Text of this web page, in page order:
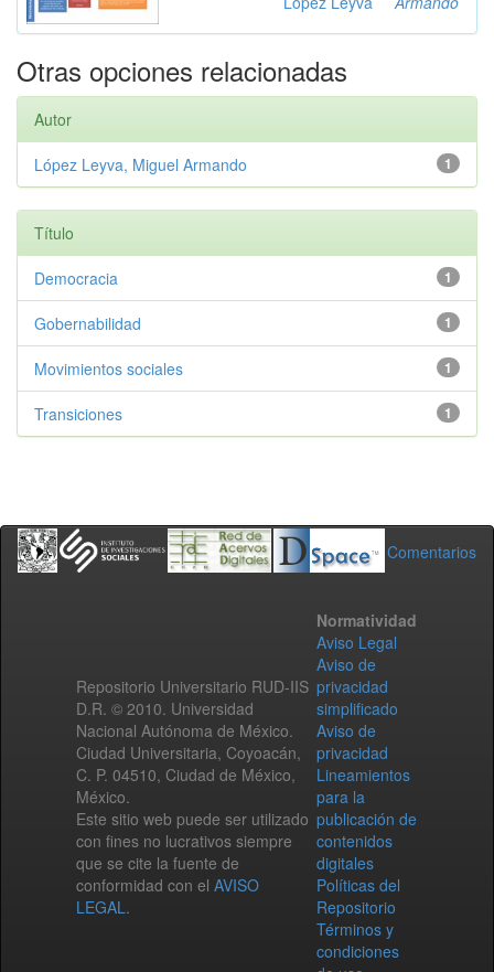
Otras opciones relacionadas
Autor
1
López Leyva, Miguel Armando
Título
1
Democracia
1
Gobernabilidad
1
Movimientos sociales
1
Transiciones
Comentarios
Repositorio Universitario RUD-IIS
D.R. © 2010. Universidad
Nacional Autónoma de México.
Ciudad Universitaria, Coyoacán,
C. P. 04510, Ciudad de México,
México.
Este sitio web puede ser utilizado
con fines no lucrativos siempre
que se cite la fuente de
conformidad con el AVISO
LEGAL.
Normatividad
Aviso Legal
Aviso de
privacidad
simplificado
Aviso de
privacidad
Lineamientos
para la
publicación de
contenidos
digitales
Políticas del
Repositorio
Términos y
condiciones